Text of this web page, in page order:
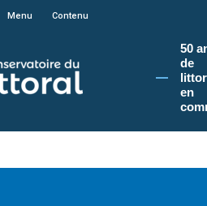
le site du Conservatoire du littoral, vous
Menu Contenu
50
de
en